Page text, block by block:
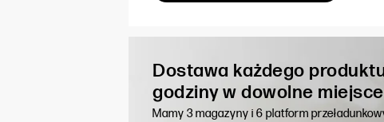
Dostawa każdego
godziny w dowolne
Mamy 3 magazyny i 6 platform